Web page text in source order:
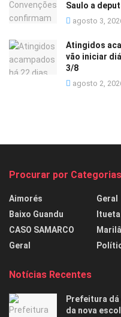
Saulo a
agosto 3,
Atingidos
vão iniciar
3/8
agosto 2,
Procurar por Categorias
Aimorés
Baixo Guandu
CASO SAMARCO
Geral
Geral
Itueta
Notícias Recentes
Prefeitura
da nova